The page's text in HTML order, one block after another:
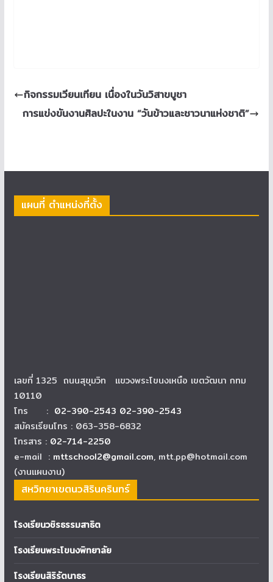
กิจกรรมเวียนเทียน เนื่องในวันวิสาขบูชา
การแข่งขันงานศิลปะในงาน “วันข้าวและชาวนาแห่งชาติ”
แผนที่ ตำแหน่งที่ตั้ง
เลขที่ 1325 ถนนสุขุมวิท แขวงพระโขนงเหนือ เขตวัฒนา กทม
10110
โทร : 02-390-2543 02-390-2543
สมัครเรียนโทร : 063-358-6832
โทรสาร : 02-714-2250
e-mail : mttschool2@gmail.com, mtt.pp@hotmail.com
(งานแผนงาน)
สหวิทยาเขตนวสิรินครินทร์
โรงเรียนวชิรธรรมสาธิต
โรงเรียนพระโขนงพิทยาลัย
โรงเรียนสิริรัตนาธร